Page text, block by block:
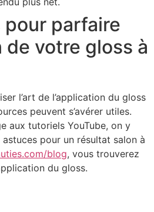
pour parfaire
de votre gloss à
l’art de l’application du gloss
peuvent s’avérer utiles.
aux tutoriels YouTube, on y
pour un résultat salon à
blog, vous trouverez
du gloss.